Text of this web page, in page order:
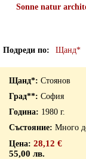
Sonne natur
Подреди по Щанд*
Стоянов
София
1980 г.
Много
28,12 €
55,00 лв.